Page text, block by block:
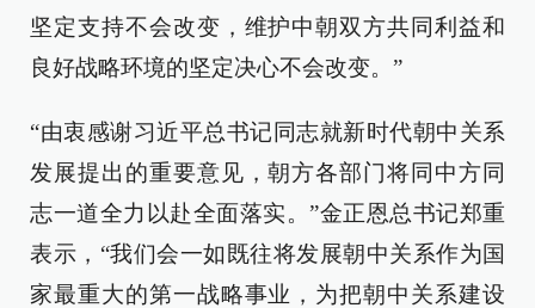
坚定支持不会改变，维护中朝双方共同利益和
良好战略环境的坚定决心不会改变。”
“由衷感谢习近平总书记同志就新时代朝中关系
发展提出的重要意见，朝方各部门将同中方同
志一道全力以赴全面落实。”金正恩总书记郑重
表示，“我们会一如既往将发展朝中关系作为国
家最重大的第一战略事业，为把朝中关系建设